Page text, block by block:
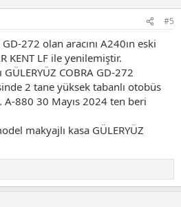
#5
272 olan aracını A240ın eski
KENT LF ile yenilemiştir.
COBRA GD-272
2 tane yüksek tabanlı otobüs
A-880 30 Mayıs 2024 ten beri
makyajlı kasa GÜLERYÜZ